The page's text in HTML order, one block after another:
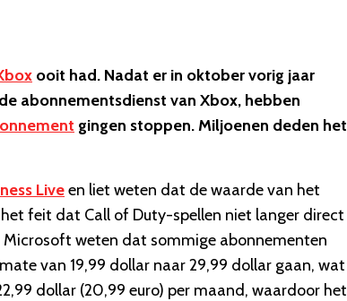
ooit had. Nadat er in oktober vorig jaar
abonnementsdienst van Xbox, hebben
gingen stoppen. Miljoenen deden het
Liveen liet weten dat de waarde van het
feit dat Call of Duty-spellen niet langer direct
weten dat sommige abonnementen
van 19,99 dollar naar 29,99 dollar gaan, wat
dollar (20,99 euro) per maand, waardoor het